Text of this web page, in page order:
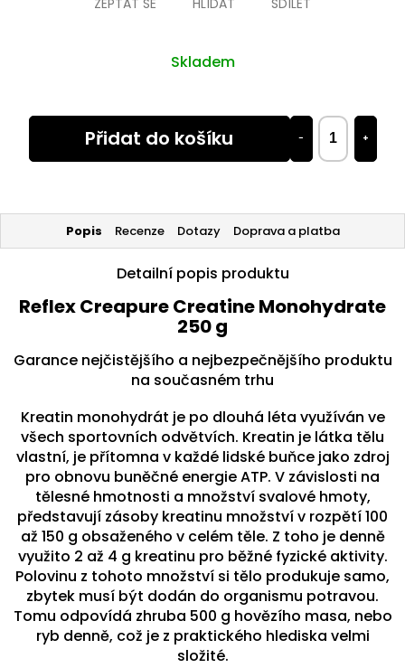
Skladem
+
−
Přidat do košíku
Popis Recenze Dotazy Doprava a platba
Detailní popis produktu
Reflex Creapure Creatine Monohydrate
250 g
Garance nejčistějšího a nejbezpečnějšího produktu
na současném trhu
Kreatin monohydrát je po dlouhá léta využíván ve
všech sportovních odvětvích. Kreatin je látka tělu
vlastní, je přítomna v každé lidské buňce jako zdroj
pro obnovu buněčné energie ATP. V závislosti na
tělesné hmotnosti a množství svalové hmoty,
představují zásoby kreatinu množství v rozpětí 100
až 150 g obsaženého v celém těle. Z toho je denně
využito 2 až 4 g kreatinu pro běžné fyzické aktivity.
Polovinu z tohoto množství si tělo produkuje samo,
zbytek musí být dodán do organismu potravou.
Tomu odpovídá zhruba 500 g hovězího masa, nebo
ryb denně, což je z praktického hlediska velmi
složité.